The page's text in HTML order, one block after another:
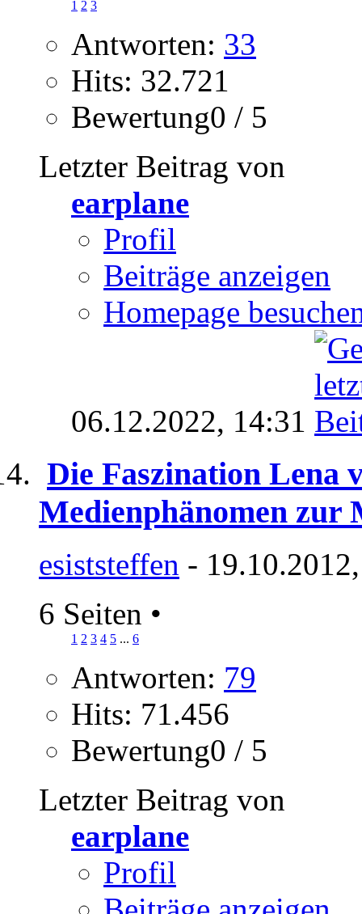
1 2 3
Antworten: 33
Hits: 32.721
Bewertung0 / 5
Letzter Beitrag von
earplane
Profil
Beiträge anzeigen
Homepage
06.12.2022, 14:31
Die Faszination Lena
Medienphänomen zur
esiststeffen -
6 Seiten •
1 2 3 4 5 ... 6
Antworten: 79
Hits: 71.456
Bewertung0 / 5
Letzter Beitrag von
earplane
Profil